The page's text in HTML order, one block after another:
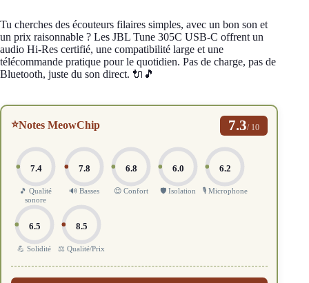
Tu cherches des écouteurs filaires simples, avec un bon son et
un prix raisonnable ? Les JBL Tune 305C USB-C offrent un
audio Hi-Res certifié, une compatibilité large et une
télécommande pratique pour le quotidien. Pas de charge, pas de
Bluetooth, juste du son direct. 🔌🎵
⭐Notes MeowChip 7.3/ 10
7.4
🎵 Qualité
sonore
7.8
🔊 Basses
6.8
😌 Confort
6.0
🛡️ Isolation
6.2
🎙️ Microphone
6.5
💪 Solidité
8.5
⚖️ Qualité/Prix